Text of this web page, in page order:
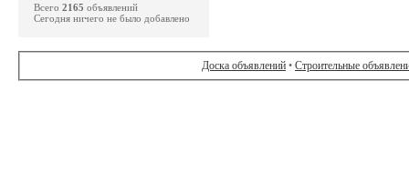
Всего 2165 объявлений
Сегодня ничего не было добавлено
Доска объявлений • Строительные